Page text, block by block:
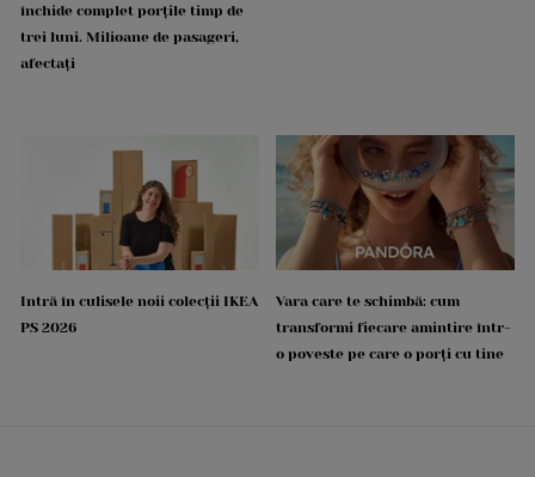
închide complet porțile timp de
trei luni. Milioane de pasageri,
afectați
Intră în culisele noii colecții IKEA
PS 2026
Vara care te schimbă: cum
transformi fiecare amintire într-
o poveste pe care o porți cu tine